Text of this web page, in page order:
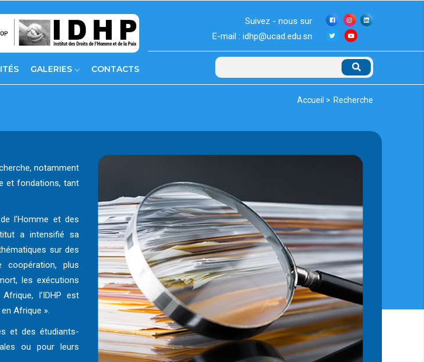
Suivez - nous sur
E-mail : idhp@ucad.edu.sn
GALERIES CONTACTS Rechercher
Fil
Accueil > Recherche
notamment
et fondations, tant
l’Homme et des
a intensifié sa
sur des
plus
les exécutions
l’IDHP est
Afrique ».
et des étudiants-
ou pour leurs